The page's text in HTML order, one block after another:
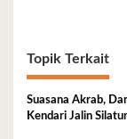
Topik Terkait
Suasana Akrab,
Kendari Jalin